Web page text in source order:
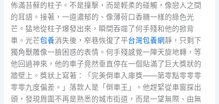
佈滿苔蘚的柱子。不是撞擊，而是輕柔的碰觸，像戀人之間
的耳語。接著，一道濃郁的、像薄荷口香糖一樣的綠色光
芒。猛地從柱子爆發出來，瞬間吞噬了何手殘和他的掀背
車。光芒包養消失後，窄巷恢復了平台灣包養網靜，只剩下
獨角獸雕像一臉困惑的表情。何手殘感覺一陣天旋地轉，等
他回過神來，他的車子竟然垂直停在一個貼滿了巨大獎狀的
牆壁上。獎狀上寫著：「完美倒車入庫獎——第零點零零零
零零九度偏差。」落款人是「倒車王」。他趕緊從車窗探出
頭，發現周圍不再是熟悉的城市街道，而是一望無際、由無